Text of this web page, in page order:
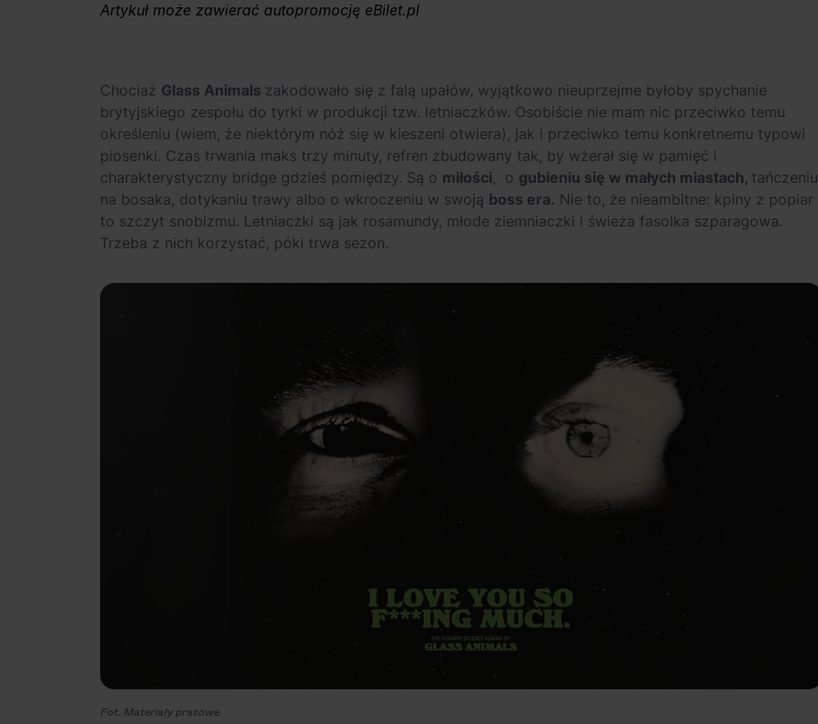
Artykuł może zawierać autopromocję eBilet.pl
Chociaż Glass Animals zakodowało się z falą upałów, wyjątkowo nieuprzejme byłoby spychanie
brytyjskiego zespołu do tyrki w produkcji tzw. letniaczków. Osobiście nie mam nic przeciwko temu
określeniu (wiem, że niektórym nóż się w kieszeni otwiera), jak i przeciwko temu konkretnemu typowi
piosenki. Czas trwania maks trzy minuty, refren zbudowany tak, by wżerał się w pamięć i
charakterystyczny bridge gdzieś pomiędzy. Są o miłości, o gubieniu się w małych miastach, tańczeniu
na bosaka, dotykaniu trawy albo o wkroczeniu w swoją boss era. Nie to, że nieambitne: kpiny z popiar
to szczyt snobizmu. Letniaczki są jak rosamundy, młode ziemniaczki i świeża fasolka szparagowa.
Trzeba z nich korzystać, póki trwa sezon.
Fot. Materiały prasowe